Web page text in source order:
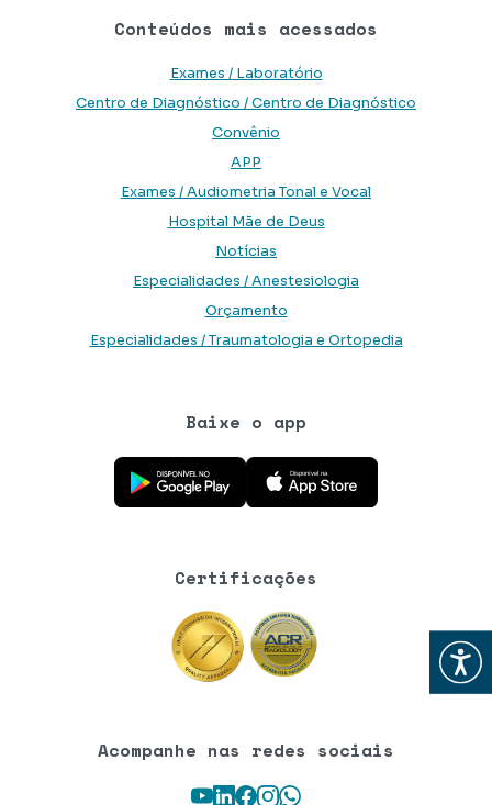
Abrir
Conteúdos mais acessados
Exames / Laboratório
Centro de Diagnóstico / Centro de Diagnóstico
Convênio
APP
Exames / Audiometria Tonal e Vocal
Hospital Mãe de Deus
Notícias
Especialidades / Anestesiologia
Orçamento
Especialidades / Traumatologia e Ortopedia
Baixe o app
Baixe o aplicativo na Google Play Store
Baixe o aplicativo na App Store
Certificações
Acompanhe nas redes sociais
Youtube
LinkedIn
Facebook
Instagram
WhatsApp